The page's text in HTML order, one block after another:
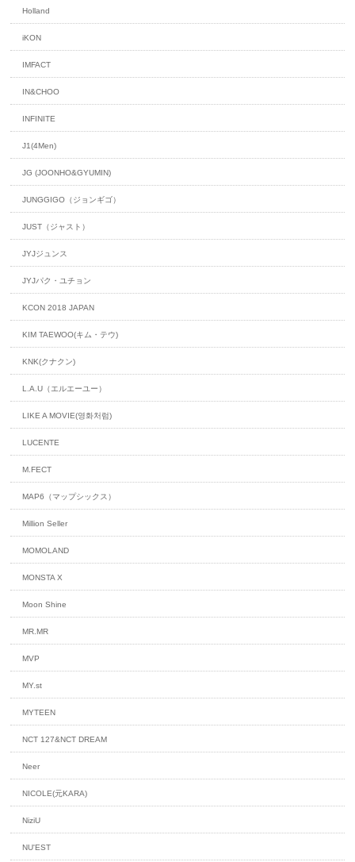
Holland
iKON
IMFACT
IN&CHOO
INFINITE
J1(4Men)
JG (JOONHO&GYUMIN)
JUNGGIGO（ジョンギゴ）
JUST（ジャスト）
JYJジュンス
JYJパク・ユチョン
KCON 2018 JAPAN
KIM TAEWOO(キム・テウ)
KNK(クナクン)
L.A.U（エルエーユー）
LIKE A MOVIE(영화처럼)
LUCENTE
M.FECT
MAP6（マップシックス）
Million Seller
MOMOLAND
MONSTA X
Moon Shine
MR.MR
MVP
MY.st
MYTEEN
NCT 127&NCT DREAM
Neer
NICOLE(元KARA)
NiziU
NU'EST